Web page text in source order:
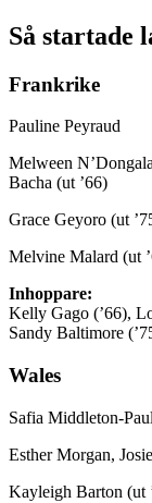
Så startade
Frankrike
Pauline Peyraud
Melween
Bacha (ut ’66)
Grace Geyoro (ut
Melvine Malard (ut
Inhoppare:
Kelly Gago (’66),
Sandy Baltimore
Wales
Safia Middleton-Paul
Esther Morgan,
Kayleigh Barton (ut